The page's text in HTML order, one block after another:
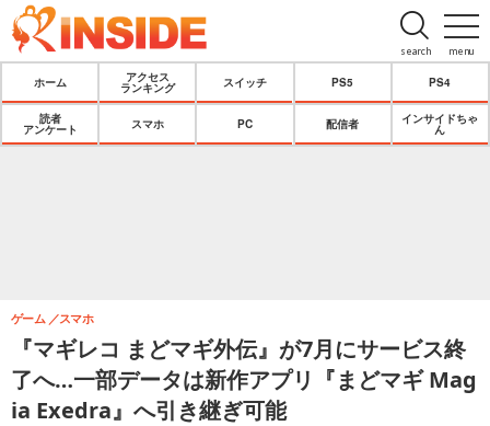
menu
search
ホーム
アクセス
ランキング
スイッチ PS5 PS4
読者
アンケート
スマホ PC 配信者
インサイドちゃ
ん
『マギレコ まどマギ外伝』が7月にサービス終
了へ…一部データは新作アプリ『まどマギ Mag
ia Exedra』へ引き継ぎ可能
ゲーム スマホ